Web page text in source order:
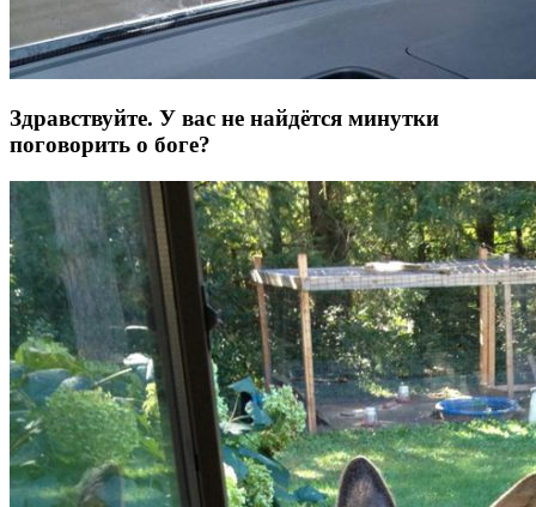
Здравствуйте. У вас не найдётся минутки
поговорить о боге?